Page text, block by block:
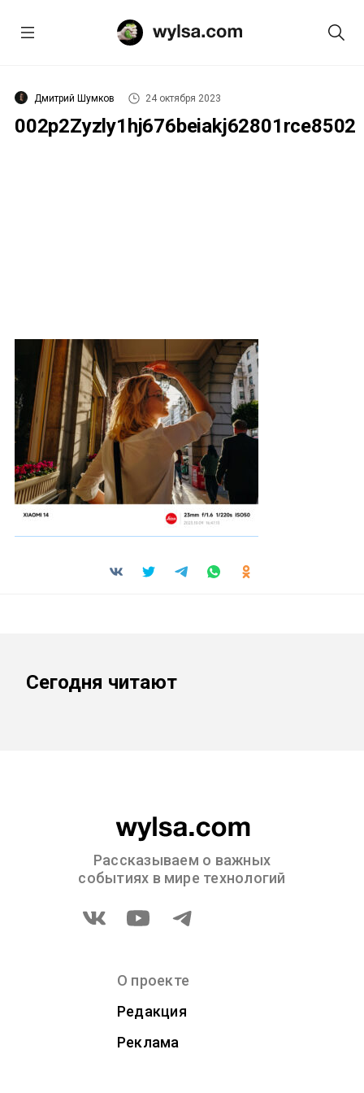
Дмитрий Шумков 24 октября 2023
002p2Zyzly1hj676beiakj62801rce8502
Сегодня читают
Рассказываем о важных
событиях в мире технологий
О проекте
Редакция
Реклама